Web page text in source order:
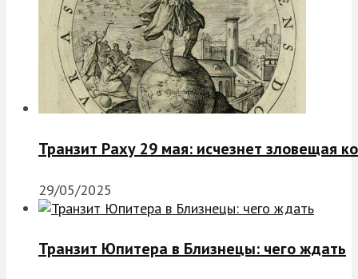
Транзит Раху 29 мая: исчезнет зловещая
29/05/2025
Транзит Юпитера в Близнецы: чего ждать